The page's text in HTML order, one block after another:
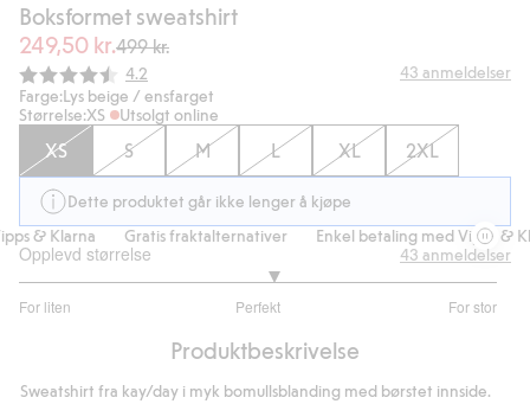
Boksformet sweatshirt
249,50 kr.499 kr.
Gjennomsnittskarakter:
4.2 43 anmeldelser
Farge:Lys beige / ensfarget
Størrelse:XS Utsolgt online
XS S M L XL 2XL
Dette produktet går ikke lenger å kjøpe
& Klarna
Gratis fraktalternativer Enkel betaling med Vipps &
Opplevd størrelse
For liten Perfekt For stor
av
32
43 anmeldelser
Produktbeskrivelse
Sweatshirt fra kay/day i myk bomullsblanding med børstet innside.